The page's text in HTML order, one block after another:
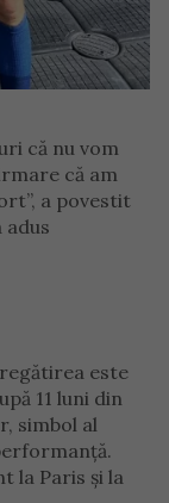
că nu vom
că am
a povestit
este
11 luni din
simbol al
la Paris și la